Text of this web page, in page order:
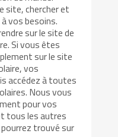
site, chercher et
vos besoins.
sur le site de
Si vous êtes
sur le site
vos
accédez à toutes
Nous vous
pour vos
tous les autres
trouvé sur